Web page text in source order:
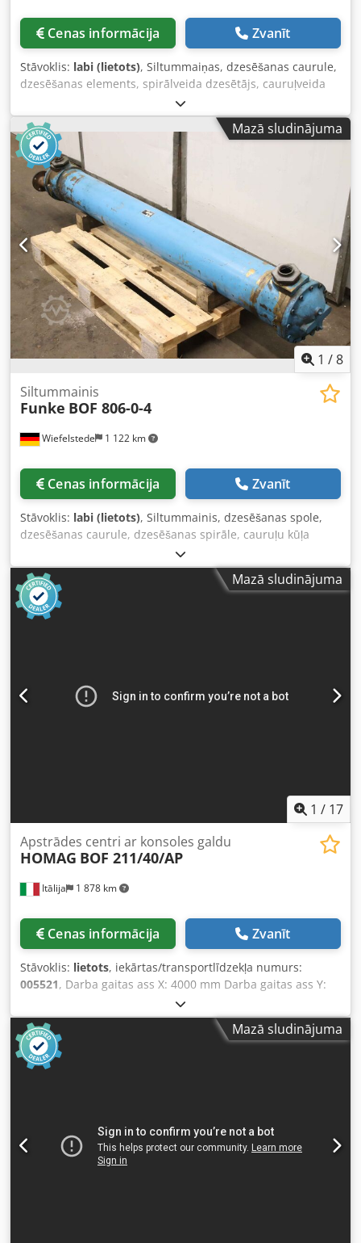
vācu valodā Piegāde ietver tikai uz attēla redzamos
instrumentus un HSK stiprinājumus!
Cenas informācija Zvanīt
Stāvoklis: labi (lietots), Siltummaiņas, dzesēšanas caurule,
dzesēšanas elements, spirālveida dzesētājs, cauruļveida
siltummaiņa, jūras ūdens siltummaiņa -Ražotājs: Funke,
cauruļveida siltummaiņa -Tips: BOF 807-0-4 -Tilpums:
Apvalka telpa bronza 35,6 l / cauruļu telpa varš 15,3 l
Dwodpfewu S Tfex Ahqoa -Maksimālais darba spiediens:
16 / 10 bāri -Izmeri: 2480/360/H350 mm -Svars: 236 kg
Mazā sludinājuma
1 /8
Wiefelstede 1 122 km
Siltummainis
Funke BOF 806-0-4
Cenas informācija Zvanīt
Stāvoklis: labi (lietots), Siltummainis, dzesēšanas spole,
dzesēšanas caurule, dzesēšanas spirāle, cauruļu kūļa
siltummainis, jūras ūdens siltummainis -Ražotājs: Funke,
cauruļu kūļa siltummainis -Tips: BOF 806-0-4 -Tilpums:
apvalka puse 50,7 l / cauruļu puse 22,0 l -Maksimālais
darba pārspiediens: 16 / 10 bar -Izmēri: 2120/285/A305
mm -Svars: 146 kg Djdpfx Aowu S Rqehqjwa
Mazā sludinājuma
1 / 17
Itālija 1 878 km
Apstrādes centri ar konsoles galdu
HOMAG BOF 211/40/AP
Cenas informācija Zvanīt
Stāvoklis: lietots, iekārtas/transportlīdzekļa numurs:
005521, Darba gaitas ass X: 4000 mm Darba gaitas ass Y:
1400 mm Darba virsma: ar vakuuma konsolēm Dedpfx
Aevctlgohqjwa Galvenā vārpstas jauda: 15 kW Kontrolēto
asu skaits: 4 asis Urbšanas vārpstu skaits: 30 Instrumentu
pozīciju skaits: 24
Mazā sludinājuma